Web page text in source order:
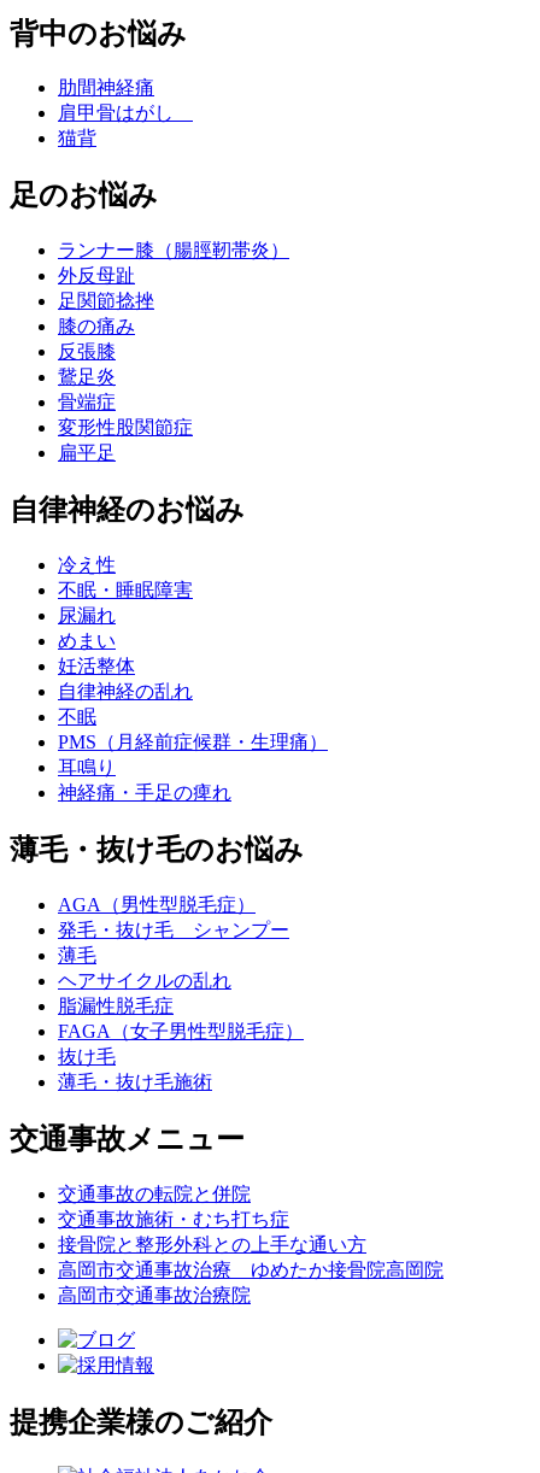
背中のお悩み
肋間神経痛
肩甲骨はがし
猫背
足のお悩み
ランナー膝（腸脛靭帯炎）
外反母趾
足関節捻挫
膝の痛み
反張膝
鵞足炎
骨端症
変形性股関節症
扁平足
自律神経のお悩み
冷え性
不眠・睡眠障害
尿漏れ
めまい
妊活整体
自律神経の乱れ
不眠
PMS（月経前症候群・生理痛）
耳鳴り
神経痛・手足の痺れ
薄毛・抜け毛のお悩み
AGA（男性型脱毛症）
発毛・抜け毛 シャンプー
薄毛
ヘアサイクルの乱れ
脂漏性脱毛症
FAGA（女子男性型脱毛症）
抜け毛
薄毛・抜け毛施術
交通事故メニュー
交通事故の転院と併院
交通事故施術・むち打ち症
接骨院と整形外科との上手な通い方
高岡市交通事故治療 ゆめたか接骨院高岡院
高岡市交通事故治療院
提携企業様のご紹介